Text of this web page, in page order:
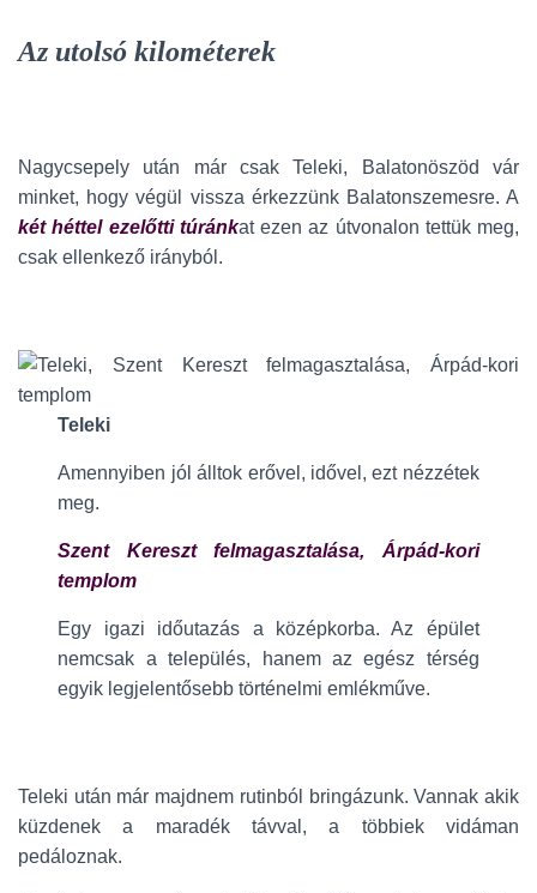
Az utolsó kilométerek
Nagycsepely után már csak Teleki, Balatonöszöd vár
minket, hogy végül vissza érkezzünk Balatonszemesre. A
két héttel ezelőtti túránkat ezen az útvonalon tettük meg,
csak ellenkező irányból.
Teleki
Amennyiben jól álltok erővel, idővel, ezt nézzétek
meg.
Szent Kereszt felmagasztalása, Árpád-kori
templom
Egy igazi időutazás a középkorba. Az épület
nemcsak a település, hanem az egész térség
egyik legjelentősebb történelmi emlékműve.
Teleki után már majdnem rutinból bringázunk. Vannak akik
küzdenek a maradék távval, a többiek vidáman
pedáloznak.